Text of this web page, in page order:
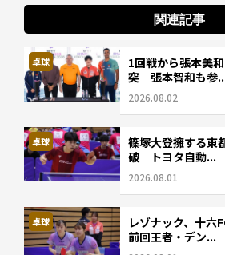
関連記事
卓球
1回戦から張本美
突 張本智和も参
2026.08.02
卓球
篠塚大登擁する東
破 トヨタ自動...
2026.08.01
卓球
レゾナック、十六
前回王者・デン...